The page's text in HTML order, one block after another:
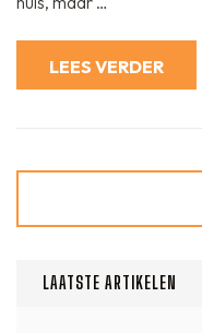
LEES VERDER
LAATSTE ARTIKELEN